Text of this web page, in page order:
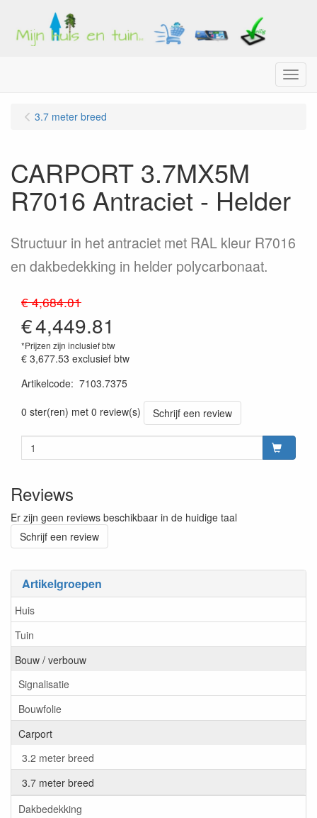
Menu
Artikelgroepen
Huis
Tuin
Bouw / verbouw
Signalisatie
Bouwfolie
Carport
3.2 meter breed
3.7 meter breed
Dakbedekking
3.7 meter breed
CARPORT 3.7MX5M
R7016 Antraciet - Helder
Structuur in het antraciet met RAL kleur R7016
en dakbedekking in helder polycarbonaat.
€ 4,684.01
€4,449.81
*Prijzen zijn inclusief btw
€ 3,677.53 exclusief btw
Artikelcode: 7103.7375
0 ster(ren) met 0 review(s)
Schrijf een review
Reviews
Er zijn geen reviews beschikbaar in de huidige taal
Schrijf een review